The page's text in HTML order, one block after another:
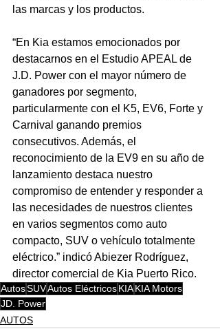
las marcas y los productos.
“En Kia estamos emocionados por
destacarnos en el Estudio APEAL de
J.D. Power con el mayor número de
ganadores por segmento,
particularmente con el K5, EV6, Forte y
Carnival ganando premios
consecutivos. Además, el
reconocimiento de la EV9 en su año de
lanzamiento destaca nuestro
compromiso de entender y responder a
las necesidades de nuestros clientes
en varios segmentos como auto
compacto, SUV o vehículo totalmente
eléctrico.” indicó Abiezer Rodríguez,
director comercial de Kia Puerto Rico.
AutosSUVAutos EléctricosKIAKIA Motors
JD. Power
AUTOS